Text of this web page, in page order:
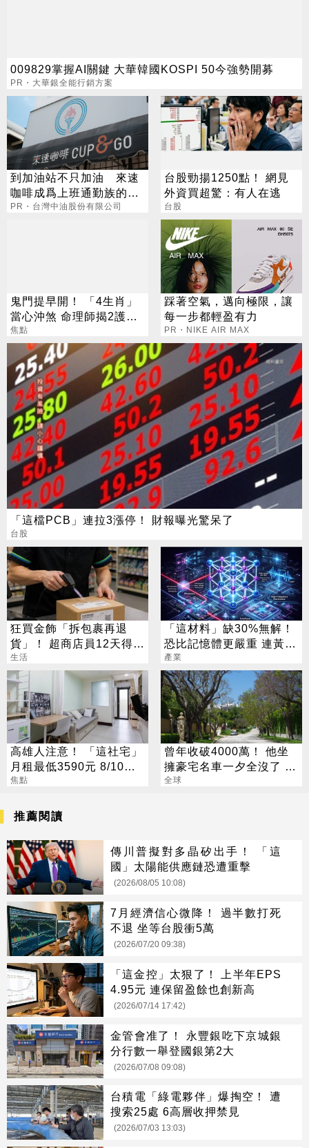
009829掌握AI關鍵 大華韓國KOSPI 50今強勢開募
PR・大華銀全能行銷方案
到加油站不只加油 來速
咖啡成爲上班通勤族的新
選擇
PR・台灣中油股份有限公司
台股勁揚1250點！ 網見
外資買超驚：有人在逃
台股
鬼門提早開！ 「4生肖」
當心沖煞 命理師揭2護身
法寶
焦點
踩著空氣，邁向極限，讓
每一步都輕盈有力
PR・NIKE AIR MAX
「這檔PCB」連拉3漲停！ 財報曝光驚呆了
台股
狂買金飾「拆包裹再退
貨」！ 超商店員12天得手
39萬 下場出爐
生活
「這材料」缺30%無解！
恐比記憶體更嚴重 連黃仁
勳都掏錢秒訂
產業
高雄人注意！ 「這社宅」
月租最低3590元 8/10起
放申請
焦點
曾年收破4000萬！ 他坐
擁豪宅名車一夕全沒了 卻
喊「比過去更快樂」
全球
推薦閱讀
傳川普擬對多晶矽出手！ 「這
國」太陽能供應鏈恐遭重擊
(2026/08/05 10:08)
7月經濟信心微降！ 過半數打死
不退 坐等台股衝5萬
(2026/07/20 09:38)
「這金控」太狠了！ 上半年EPS
4.95元 連保留盈餘也創新高
(2026/07/14 17:42)
金管會准了！ 永豐銀吃下京城銀
分行數一舉登國銀第2大
(2026/07/08 09:08)
台積電「綠電夥伴」爆掏空！ 遭
搜索25處 6高層收押禁見
(2026/07/03 13:03)